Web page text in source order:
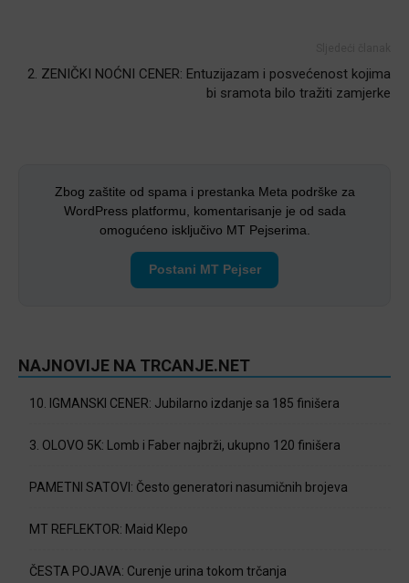
2. ZENIČKI NOĆNI CENER: Entuzijazam i posvećenost kojima
bi sramota bilo tražiti zamjerke
Zbog zaštite od spama i prestanka Meta podrške za
WordPress platformu, komentarisanje je od sada
omogućeno isključivo MT Pejserima.
Postani MT Pejser
NAJNOVIJE NA TRCANJE.NET
10. IGMANSKI CENER: Jubilarno izdanje sa 185 finišera
3. OLOVO 5K: Lomb i Faber najbrži, ukupno 120 finišera
PAMETNI SATOVI: Često generatori nasumičnih brojeva
MT REFLEKTOR: Maid Klepo
ČESTA POJAVA: Curenje urina tokom trčanja